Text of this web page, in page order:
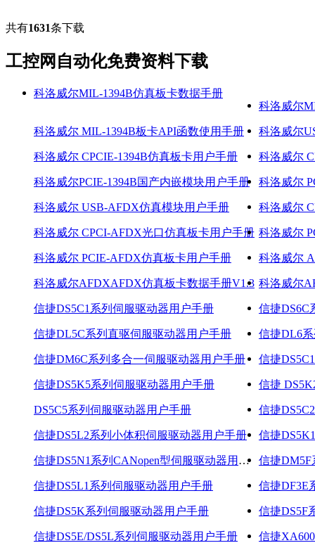
共有1631条下载
工控网自动化免费资料下载
科洛威尔MIL-1394B仿真板卡数据手册
科洛威尔
科洛威尔 MIL-1394B板卡API函数使用手册 科洛威尔
科洛威尔 CPCIE-1394B仿真板卡用户手册 科洛威尔
科洛威尔PCIE-1394B国产内嵌模块用户手册 科洛威尔
科洛威尔 USB-AFDX仿真模块用户手册 科洛威尔
科洛威尔 CPCI-AFDX光口仿真板卡用户手册 科洛威尔
科洛威尔 PCIE-AFDX仿真板卡用户手册 科洛威尔
科洛威尔AFDXAFDX仿真板卡数据手册V1.3 科洛威尔
信捷DS5C1系列伺服驱动器用户手册 信捷DS6C
信捷DL5C系列直驱伺服驱动器用户手册 信捷DL6
信捷DM6C系列多合一伺服驱动器用户手册 信捷
信捷DS5K5系列伺服驱动器用户手册 信捷
DS5C5系列伺服驱动器用户手册 信捷
信捷DS5L2系列小体积伺服驱动器用户手册 信捷
信捷DS5N1系列CANopen型伺服驱动器用户手册 信捷DM5F
信捷DS5L1系列伺服驱动器用户手册 信捷DF3E
信捷DS5K系列伺服驱动器用户手册 信捷DS5F
信捷DS5E/DS5L系列伺服驱动器用户手册